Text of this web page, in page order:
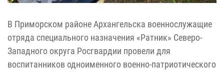
В Приморском районе Архангельска военнослужащие
отряда специального назначения «Ратник» Северо-
Западного округа Росгвардии провели для
воспитанников одноименного военно-патриотического